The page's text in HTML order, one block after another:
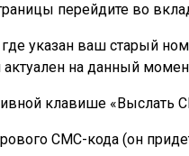
перейдите во
где указан ваш старый
на данный
клавише «Выслать
СМС-кода (он